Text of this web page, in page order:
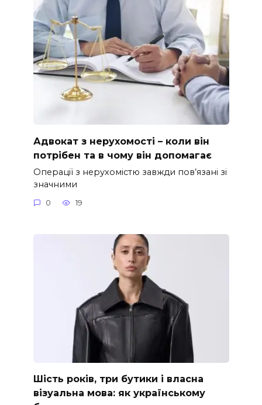
Адвокат з нерухомості – коли він
потрібен та в чому він допомагає
Операції з нерухомістю завжди пов’язані зі
значними
0 19
Шість років, три бутики і власна
візуальна мова: як українському